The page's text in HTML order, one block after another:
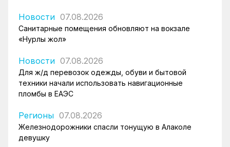
Новости 07.08.2026
Санитарные помещения обновляют на вокзале
«Нурлы жол»
Новости 07.08.2026
Для ж/д перевозок одежды, обуви и бытовой
техники начали использовать навигационные
пломбы в ЕАЭС
Регионы 07.08.2026
Железнодорожники спасли тонущую в Алаколе
девушку